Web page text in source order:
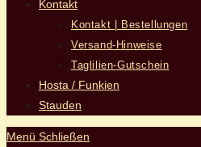
Kontakt
Kontakt | Bestellungen
Versand-Hinweise
Taglilien-Gutschein
Hosta / Funkien
Stauden
Menü Schließen